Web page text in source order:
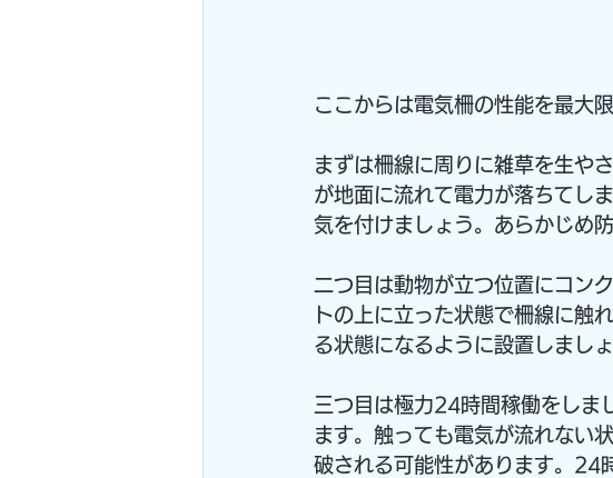
ここからは電気柵の性能を最大
まずは柵線に周りに雑草を生や
が地面に流れて電力が落ちてし
気を付けましょう。あらかじめ
二つ目は動物が立つ位置にコン
トの上に立った状態で柵線に触
る状態になるように設置しましょ
三つ目は極力24時間稼働をしま
ます。触っても電気が流れない
破される可能性があります。24